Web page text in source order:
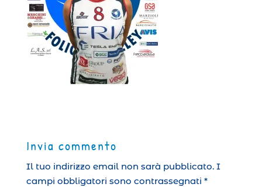
Invia commento
Il tuo indirizzo email non sarà pubblicato. I
campi obbligatori sono contrassegnati *